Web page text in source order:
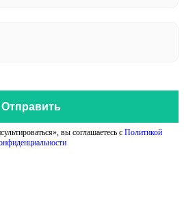
Отправить
вы соглашаетесь с Политикой